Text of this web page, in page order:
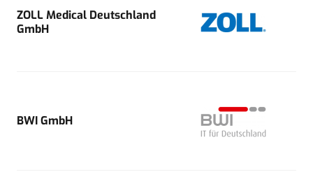
ZOLL Medical Deutschland
GmbH
BWI GmbH